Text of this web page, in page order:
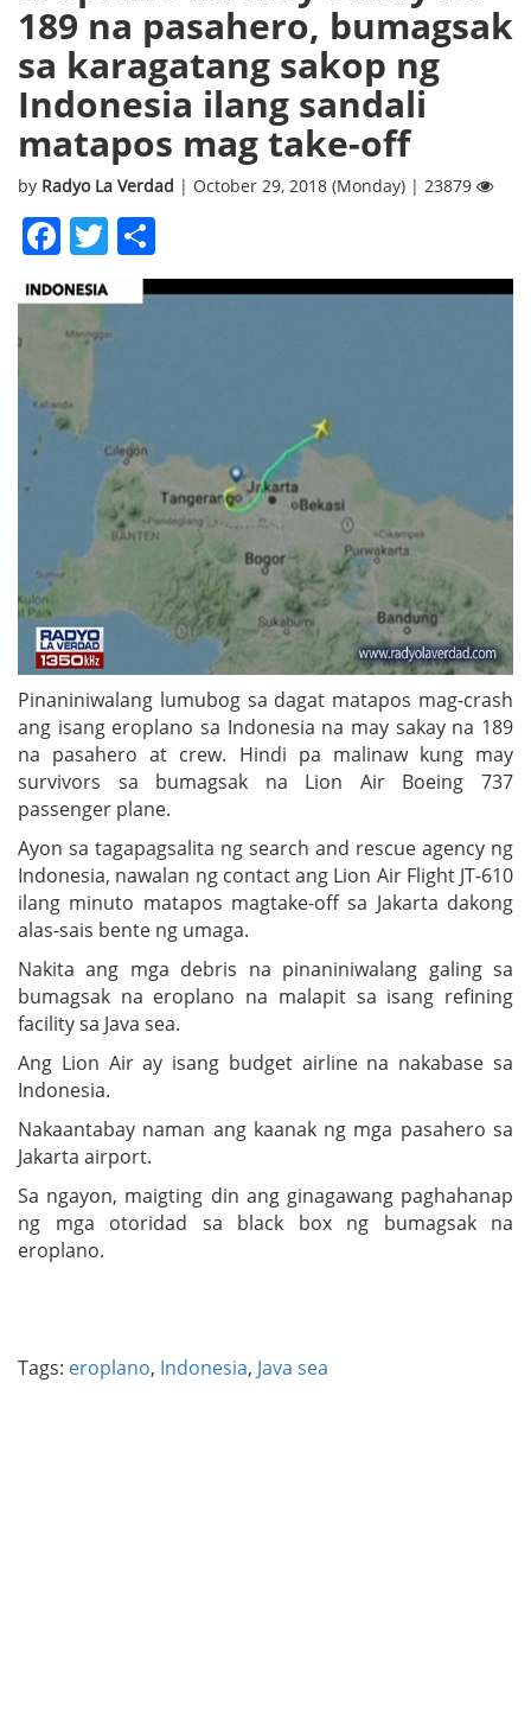
189 na pasahero, bumagsak
sa karagatang sakop ng
Indonesia ilang sandali
matapos mag take-off
by Radyo La Verdad | October 29, 2018 (Monday) | 23879
Facebook
Twitter
Pinaniniwalang lumubog sa dagat matapos mag-crash
ang isang eroplano sa Indonesia na may sakay na 189
na pasahero at crew. Hindi pa malinaw kung may
survivors sa bumagsak na Lion Air Boeing 737
passenger plane.
Ayon sa tagapagsalita ng search and rescue agency ng
Indonesia, nawalan ng contact ang Lion Air Flight JT-610
ilang minuto matapos magtake-off sa Jakarta dakong
alas-sais bente ng umaga.
Nakita ang mga debris na pinaniniwalang galing sa
bumagsak na eroplano na malapit sa isang refining
facility sa Java sea.
Ang Lion Air ay isang budget airline na nakabase sa
Indonesia.
Nakaantabay naman ang kaanak ng mga pasahero sa
Jakarta airport.
Sa ngayon, maigting din ang ginagawang paghahanap
ng mga otoridad sa black box ng bumagsak na
eroplano.
Tags: eroplano, Indonesia, Java sea